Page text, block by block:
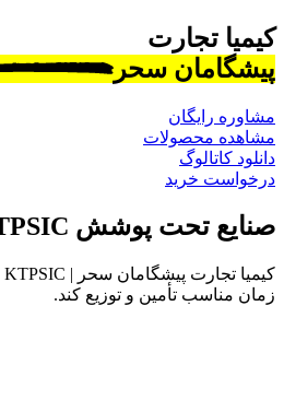
کیمیا تجارت
پیشگامان سحر
مشاوره رایگان
مشاهده محصولات
دانلود کاتالوگ
درخواست خرید
صنایع تحت پوشش KTPSIC
زمان مناسب تأمین و توزیع کند.